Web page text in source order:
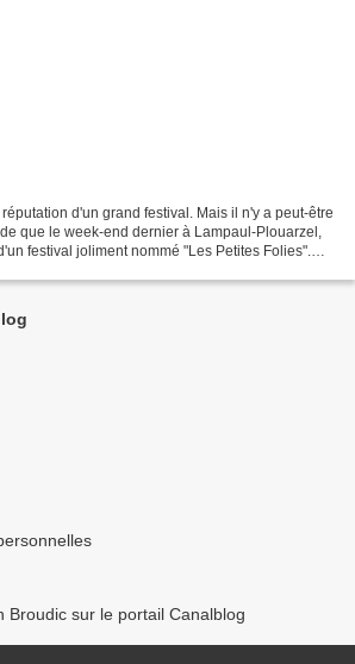
d'un grand festival. Mais il n'y a peut-être
que le week-end dernier à Lampaul-Plouarzel,
festival joliment nommé "Les Petites Folies".
Broudic sur le portail Canalblog